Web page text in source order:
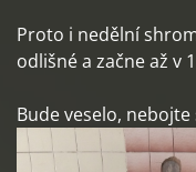
Proto i nedělní
odlišné a začne až v
Bude veselo, nebojte